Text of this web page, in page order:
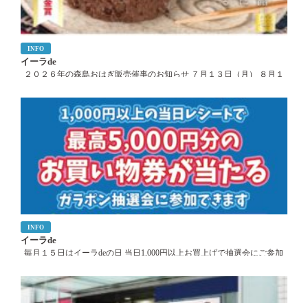
INFO
イーラde
２０２６年の森島おはぎ販売催事のお知らせ ７月１３日（月） ８月１
１２月１４日（月） ２０２７年 １月２５日（月） ２月１５日（月） ３
月１９日（金） […]
INFO
イーラde
毎月１５日はイーラdeの日 当日1,000円以上お買上げで抽選会にご参加
なります。 整理券は開始20分前に配布します。